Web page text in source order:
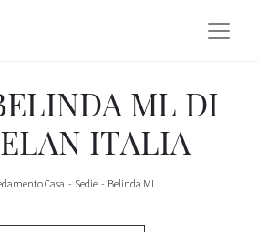
ML DI
ITALIA
Casa - Sedie - Belinda ML